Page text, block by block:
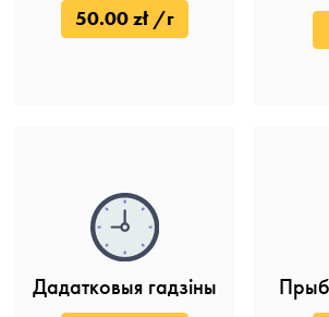
50.00 zł /г
Дадатковыя гадзіны